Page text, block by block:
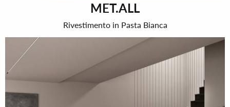
MET.ALL
Rivestimento in Pasta Bianca